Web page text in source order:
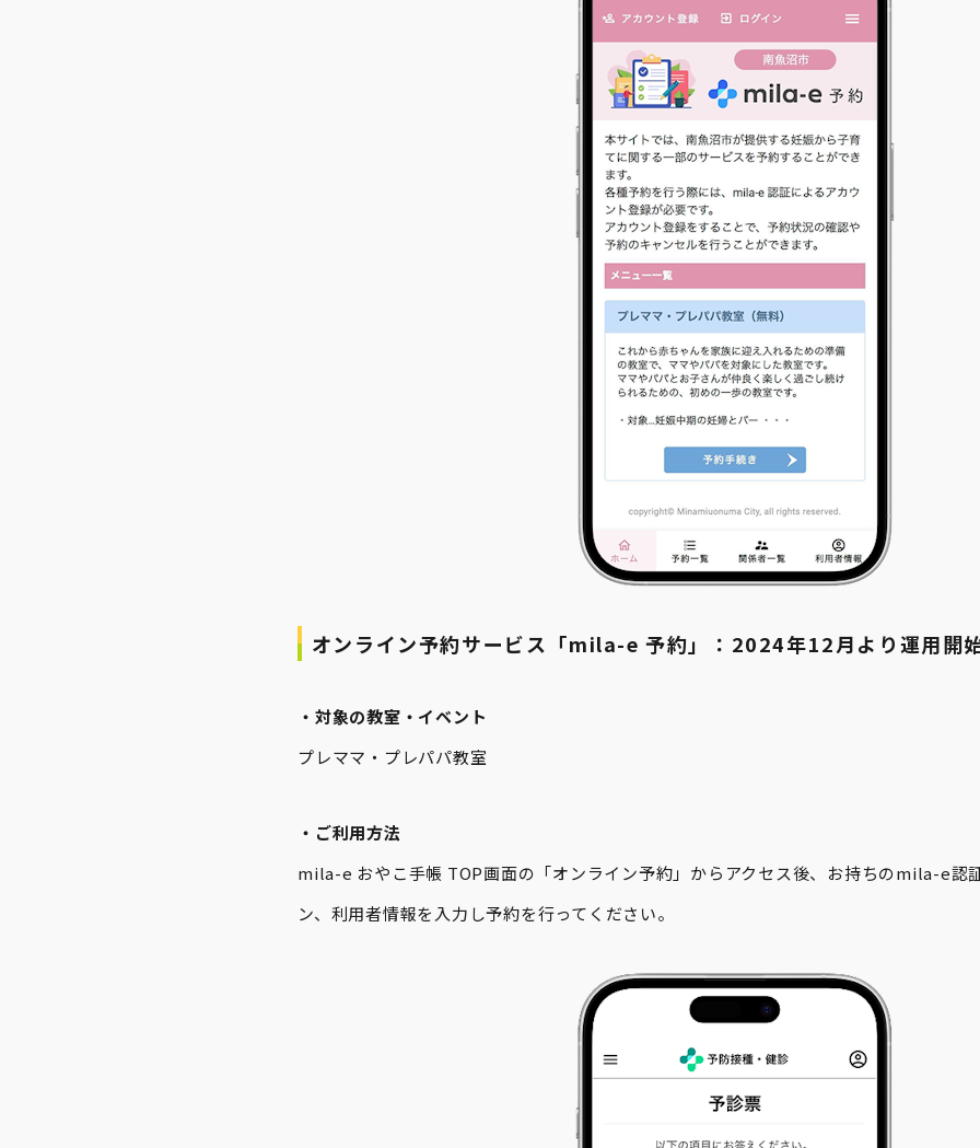
オンライン予約サービス「mila-e 予約」：2024年12月より運用開
・対象の教室・イベント
プレママ・プレパパ教室
・ご利用方法
mila-e おやこ手帳 TOP画面の「オンライン予約」からアクセス後、お持ちのmila-e認
ン、利用者情報を入力し予約を行ってください。